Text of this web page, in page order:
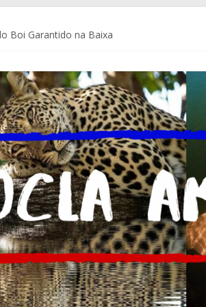
Boi Garantido na Baixa
Brasil e do mundo
Delegacia do Turista no Bumbódromo